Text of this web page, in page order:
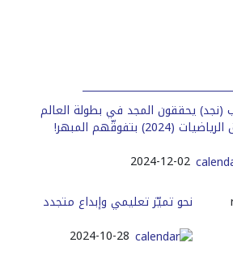
(نجد) يحققون المجد في بطولة العالم
(2024) بتفوقّهم المبهر!
2024-12-02
نحو تميّز تعليمي وإبداع متجدد
2024-10-28